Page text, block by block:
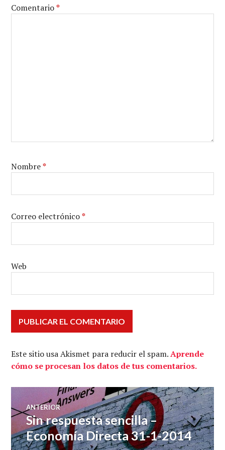
Comentario*
Nombre*
Correo electrónico*
Web
Este sitio usa Akismet para reducir el spam.Aprende
cómo se procesan los datos de tus comentarios.
Navegación
de
ANTERIOR
Entrada
anterior:
Sin respuesta sencilla –
Economía Directa 31-1-2014